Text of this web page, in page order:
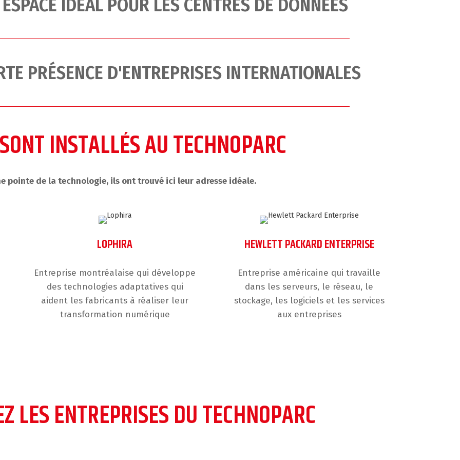
IDÉAL POUR LES CENTRES DE DONNÉES
PRÉSENCE D'ENTREPRISES INTERNATIONALES
INSTALLÉS AU TECHNOPARC
pointe de la technologie, ils ont trouvé ici leur adresse idéale.
LOPHIRA
Entreprise montréalaise qui développe
des technologies adaptatives qui
aident les fabricants à réaliser leur
transformation numérique
HEWLETT PACKARD ENTERPRISE
Entreprise américaine qui travaille
dans les serveurs, le réseau, le
stockage, les logiciels et les services
aux entreprises
LES ENTREPRISES DU TECHNOPARC